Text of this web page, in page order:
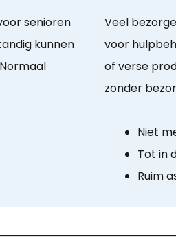
senioren
kunnen
Veel
voor
of verse
zonder
Niet
Tot in
Ruim